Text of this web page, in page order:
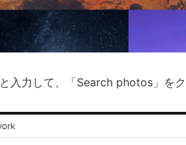
と入力して、「Search photos」を